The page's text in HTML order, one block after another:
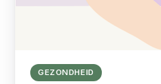
GEZONDHEID